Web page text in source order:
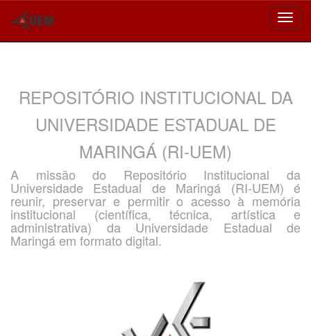
REPOSITÓRIO INSTITUCIONAL DA
UNIVERSIDADE ESTADUAL DE
MARINGÁ (RI-UEM)
A missão do Repositório Institucional da
Universidade Estadual de Maringá (RI-UEM) é
reunir, preservar e permitir o acesso à memória
institucional (científica, técnica, artística e
administrativa) da Universidade Estadual de
Maringá em formato digital.